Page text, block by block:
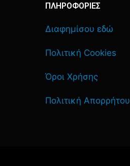
ΠΛΗΡΟΦΟΡΙΕΣ
Διαφημίσου εδώ
Πολιτική Cookies
Όροι Χρήσης
Πολιτική Απορρήτου